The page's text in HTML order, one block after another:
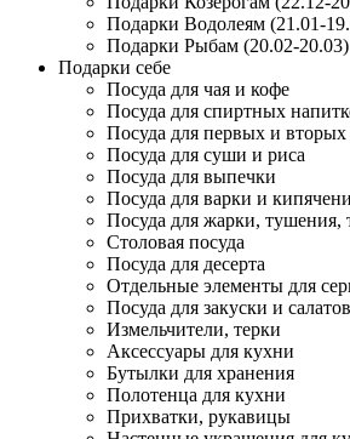
Подарки Водолеям (21.01-
Подарки Рыбам (20.02-20.03)
Подарки себе
Посуда для чая и кофе
Посуда для спиртных
Посуда для первых и
Посуда для суши и риса
Посуда для выпечки
Посуда для варки и
Посуда для жарки, тушения,
Столовая посуда
Посуда для десерта
Отдельные элементы для
Посуда для закуски и салатов
Измельчители, терки
Аксессуары для кухни
Бутылки для хранения
Полотенца для кухни
Прихватки, рукавицы